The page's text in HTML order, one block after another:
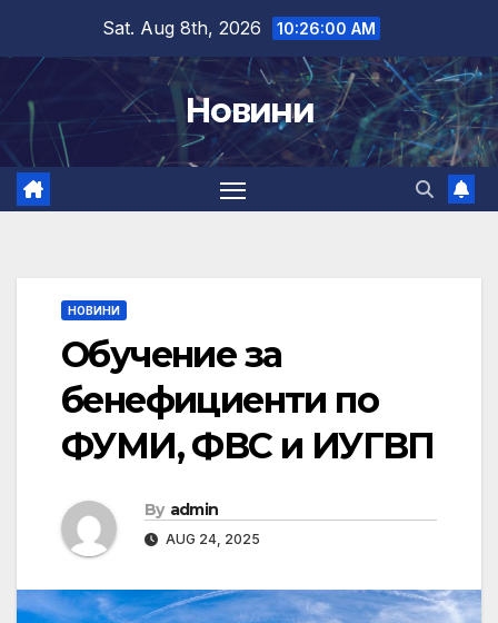
content
Sat. Aug 8th, 2026 10:26:01 AM
Новини
НОВИНИ
Обучение за
бенефициенти по
ФУМИ, ФВС и ИУГВП
By admin
AUG 24, 2025